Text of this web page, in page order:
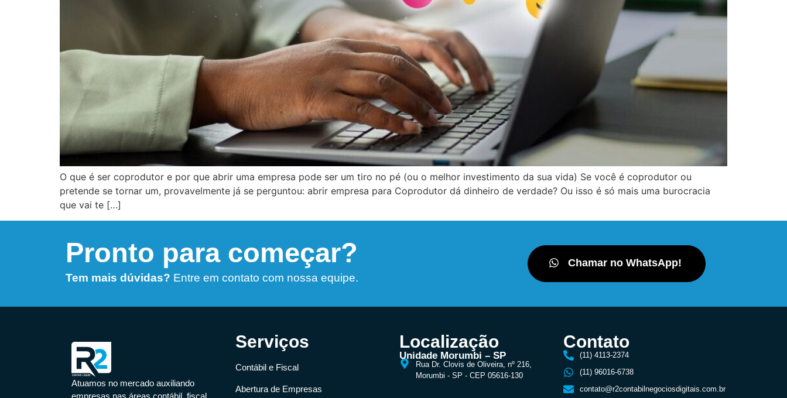
O que é ser coprodutor e por que abrir uma empresa pode ser um tiro no pé (ou o melhor investimento da sua vida) Se você é coprodutor ou
pretende se tornar um, provavelmente já se perguntou: abrir empresa para Coprodutor dá dinheiro de verdade? Ou isso é só mais uma burocracia
que vai te […]
Pronto para começar?
Tem mais dúvidas? Entre em contato com nossa equipe.
Chamar no WhatsApp!
Atuamos no mercado auxiliando
Serviços
Contábil e Fiscal
Abertura de Empresas
Localização
Unidade Morumbi – SP
Rua Dr. Clovis de Oliveira, nº 216,
Morumbi - SP - CEP 05616-130
Contato
(11) 4113-2374
(11) 96016-6738
contato@r2contabilnegociosdigitais.com.br